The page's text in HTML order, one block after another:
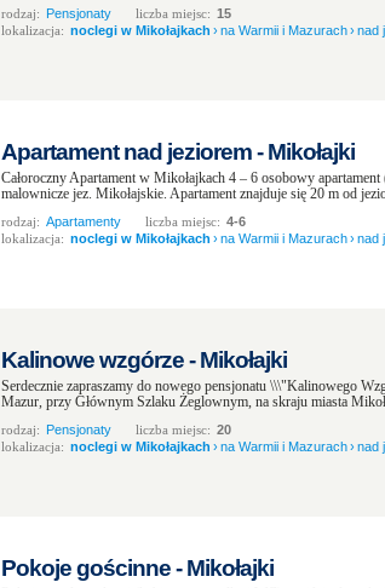
rodzaj: Pensjonaty liczba miejsc: 15
lokalizacja: noclegi w Mikołajkach ›na Warmii i Mazurach›nad
Apartament nad jeziorem - Mikołajki
Całoroczny Apartament w Mikołajkach 4 – 6 osobowy
malownicze jez. Mikołajskie. Apartament znajduje się 20 m od
rodzaj: Apartamenty liczba miejsc: 4-6
lokalizacja: noclegi w Mikołajkach ›na Warmii i Mazurach›nad
Kalinowe wzgórze - Mikołajki
Serdecznie zapraszamy do nowego pensjonatu \\\"Kalinowego
Mazur, przy Głównym Szlaku Żeglownym, na skraju miasta
rodzaj: Pensjonaty liczba miejsc: 20
lokalizacja: noclegi w Mikołajkach ›na Warmii i Mazurach›nad
Pokoje gościnne - Mikołajki